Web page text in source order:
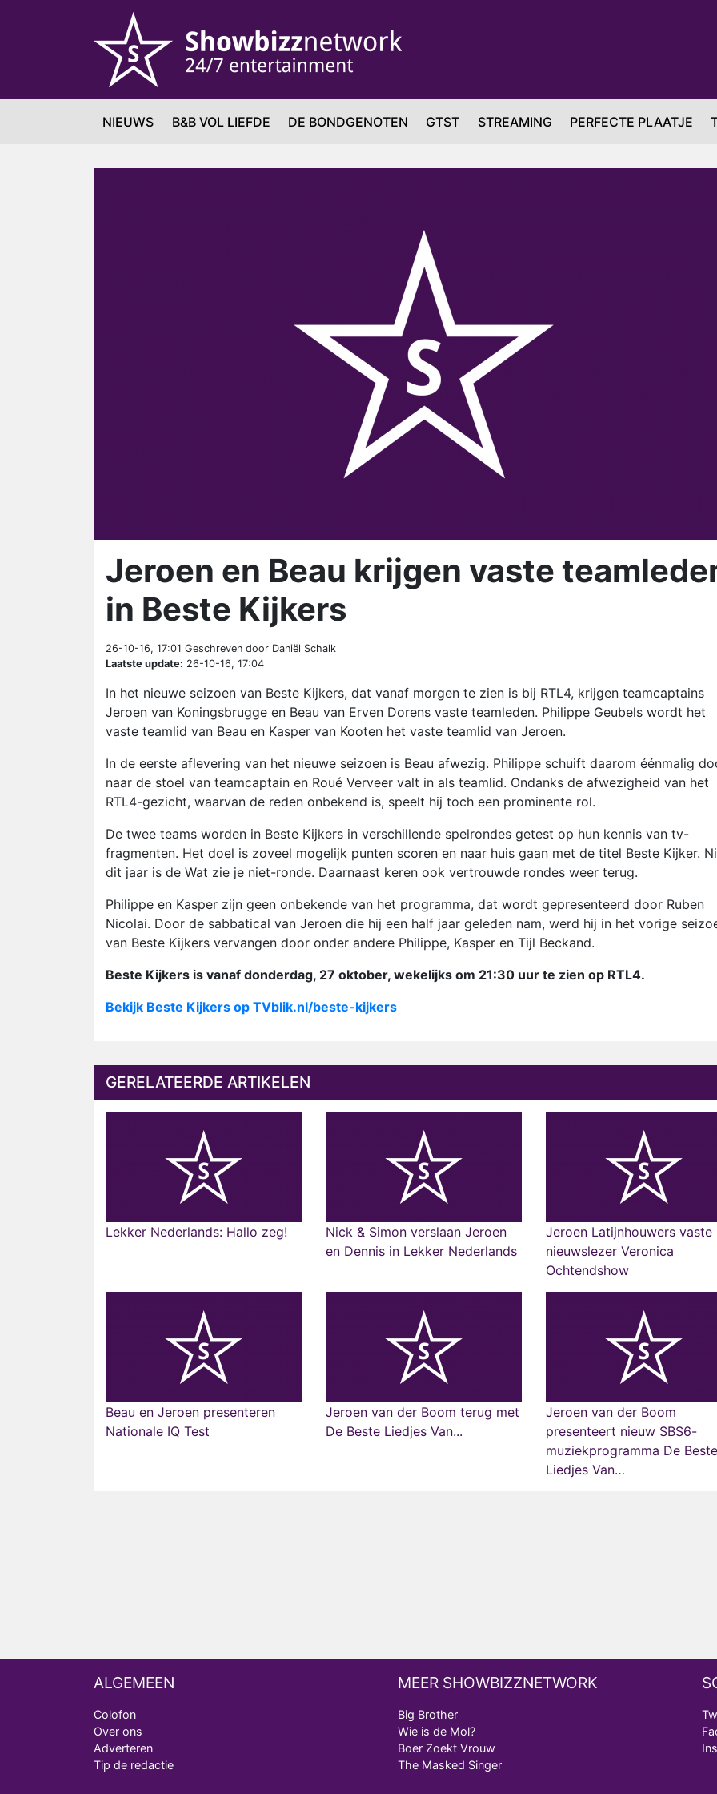
NIEUWS B&B VOL LIEFDE DE BONDGENOTEN GTST STREAMING PERFECTE PLAATJE
Jeroen en Beau krijgen vaste
in Beste Kijkers
26-10-16, 17:01 Geschreven door Daniël Schalk
Laatste update: 26-10-16, 17:04
In het nieuwe seizoen van Beste Kijkers, dat vanaf morgen te zien is bij RTL4, krijgen teamcaptains
Jeroen van Koningsbrugge en Beau van Erven Dorens vaste teamleden. Philippe Geubels wordt het
vaste teamlid van Beau en Kasper van Kooten het vaste teamlid van Jeroen.
In de eerste aflevering van het nieuwe seizoen is Beau afwezig. Philippe schuift daarom éénmalig
naar de stoel van teamcaptain en Roué Verveer valt in als teamlid. Ondanks de afwezigheid van het
RTL4-gezicht, waarvan de reden onbekend is, speelt hij toch een prominente rol.
De twee teams worden in Beste Kijkers in verschillende spelrondes getest op hun kennis van tv-
fragmenten. Het doel is zoveel mogelijk punten scoren en naar huis gaan met de titel Beste Kijker.
dit jaar is de Wat zie je niet-ronde. Daarnaast keren ook vertrouwde rondes weer terug.
Philippe en Kasper zijn geen onbekende van het programma, dat wordt gepresenteerd door Ruben
Nicolai. Door de sabbatical van Jeroen die hij een half jaar geleden nam, werd hij in het vorige
van Beste Kijkers vervangen door onder andere Philippe, Kasper en Tijl Beckand.
Beste Kijkers is vanaf donderdag, 27 oktober, wekelijks om 21:30 uur te zien op RTL4.
Bekijk Beste Kijkers op TVblik.nl/beste-kijkers
GERELATEERDE ARTIKELEN
Lekker Nederlands: Hallo zeg!
Nick & Simon verslaan Jeroen
en Dennis in Lekker Nederlands
Jeroen Latijnhouwers vaste
nieuwslezer Veronica
Ochtendshow
Beau en Jeroen presenteren
Nationale IQ Test
Jeroen van der Boom terug met
De Beste Liedjes Van...
Jeroen van der Boom
presenteert nieuw SBS6-
muziekprogramma De Beste
Liedjes Van…
ALGEMEEN
Colofon
Over ons
Adverteren
Tip de redactie
MEER SHOWBIZZNETWORK
Big Brother
Wie is de Mol?
Boer Zoekt Vrouw
The Masked Singer